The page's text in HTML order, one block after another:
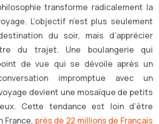
transforme radicalement la
L’objectif n’est plus seulement
du soir, mais d’apprécier
du trajet. Une boulangerie qui
de vue qui se dévoile après un
impromptue avec un
devient une mosaïque de petits
Cette tendance est loin d’être
France, près de 22 millions de Français